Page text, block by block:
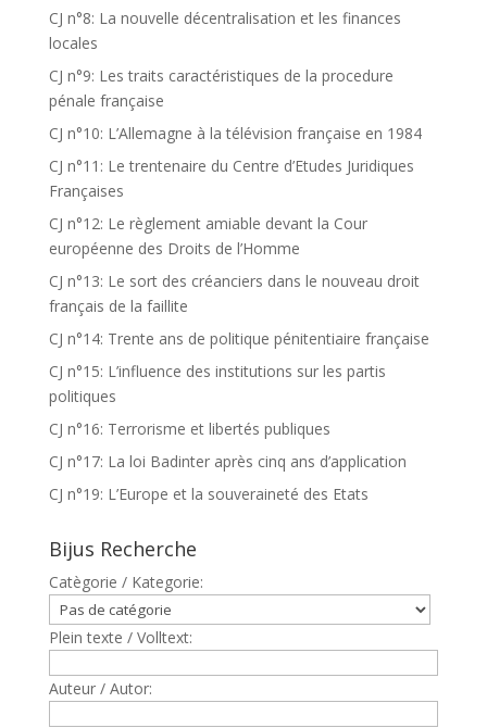
CJ n°8: La nouvelle décentralisation et les finances
locales
CJ n°9: Les traits caractéristiques de la procedure
pénale française
CJ n°10: L’Allemagne à la télévision française en 1984
CJ n°11: Le trentenaire du Centre d’Etudes Juridiques
Françaises
CJ n°12: Le règlement amiable devant la Cour
européenne des Droits de l’Homme
CJ n°13: Le sort des créanciers dans le nouveau droit
français de la faillite
CJ n°14: Trente ans de politique pénitentiaire française
CJ n°15: L’influence des institutions sur les partis
politiques
CJ n°16: Terrorisme et libertés publiques
CJ n°17: La loi Badinter après cinq ans d’application
CJ n°19: L’Europe et la souveraineté des Etats
Bijus Recherche
Catègorie / Kategorie:
Plein texte / Volltext:
Auteur / Autor: